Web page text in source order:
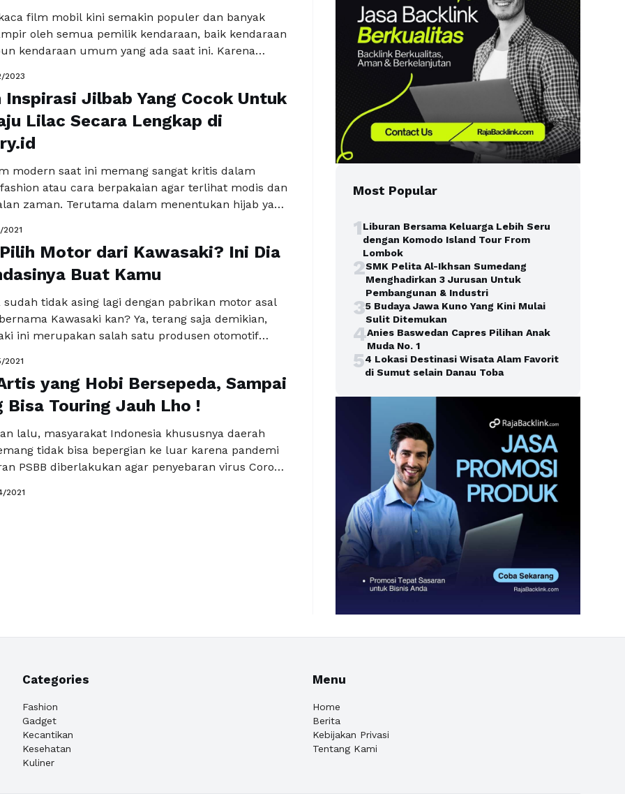
film mobil kini semakin populer dan banyak
oleh semua pemilik kendaraan, baik kendaraan
kendaraan umum yang ada saat ini. Karena
juga menjaga interior di dalam mobil menjadi
panas matahari atau sinar UV tidak langsung
Selengkapnya
2023
Inspirasi Jilbab Yang Cocok Untuk
Lilac Secara Lengkap di
modern saat ini memang sangat kritis dalam
atau cara berpakaian agar terlihat modis dan
zaman. Terutama dalam menentukan hijab yang
yang juga harus terlihat cocok dengan warna
Dalam masalah ini tentu sebagai orang
…Baca Selengkapnya
2021
Motor dari Kawasaki? Ini Dia
Buat Kamu
sudah tidak asing lagi dengan pabrikan motor asal
Kawasaki kan? Ya, terang saja demikian,
ini merupakan salah satu produsen otomotif
kebetulan juga pada kesempatan kali ini kita
beberapa motor Kawasaki terbaik yang paling
Biar lebih …Baca Selengkapnya
2021
yang Hobi Bersepeda, Sampai
Bisa Touring Jauh Lho !
lalu, masyarakat Indonesia khususnya daerah
tidak bisa bepergian ke luar karena pandemi
PSBB diberlakukan agar penyebaran virus Corona
semenjak diberlakukannya masa transisi menuju
2021
Most Popular
1Liburan Bersama Keluarga Lebih Seru
dengan Komodo Island Tour From
Lombok
2SMK Pelita Al-Ikhsan Sumedang
Menghadirkan 3 Jurusan Untuk
Pembangunan & Industri
35 Budaya Jawa Kuno Yang Kini Mulai
Sulit Ditemukan
4Anies Baswedan Capres Pilihan Anak
Muda No. 1
54 Lokasi Destinasi Wisata Alam Favorit
di Sumut selain Danau Toba
Categories
Fashion
Gadget
Kecantikan
Kesehatan
Kuliner
Menu
Home
Berita
Kebijakan Privasi
Tentang Kami